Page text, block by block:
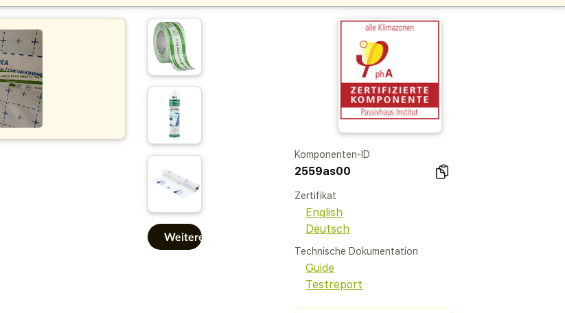
Weitere...
Komponenten-ID
2559as00
Zertifikat
English
Deutsch
Technische Dokumentation
Guide
Testreport